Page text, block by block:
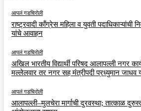
आपलं गडचिरोली
राष्ट्रवादी काँग्रेस महिला व युवती
यांचे आवाहन
आपलं गडचिरोली
अखिल भारतीय विद्यार्थी परिषद आलापल्ली नगर
मल्लेलवार तर नगर सह मंत्रीपदी प्रध्युमान जाधव
आपलं गडचिरोली
आलापल्ली–मुलचेरा मार्गाची दुरवस्था; तात्काळ